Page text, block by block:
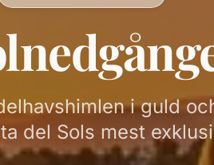
i guld
del Sols mest